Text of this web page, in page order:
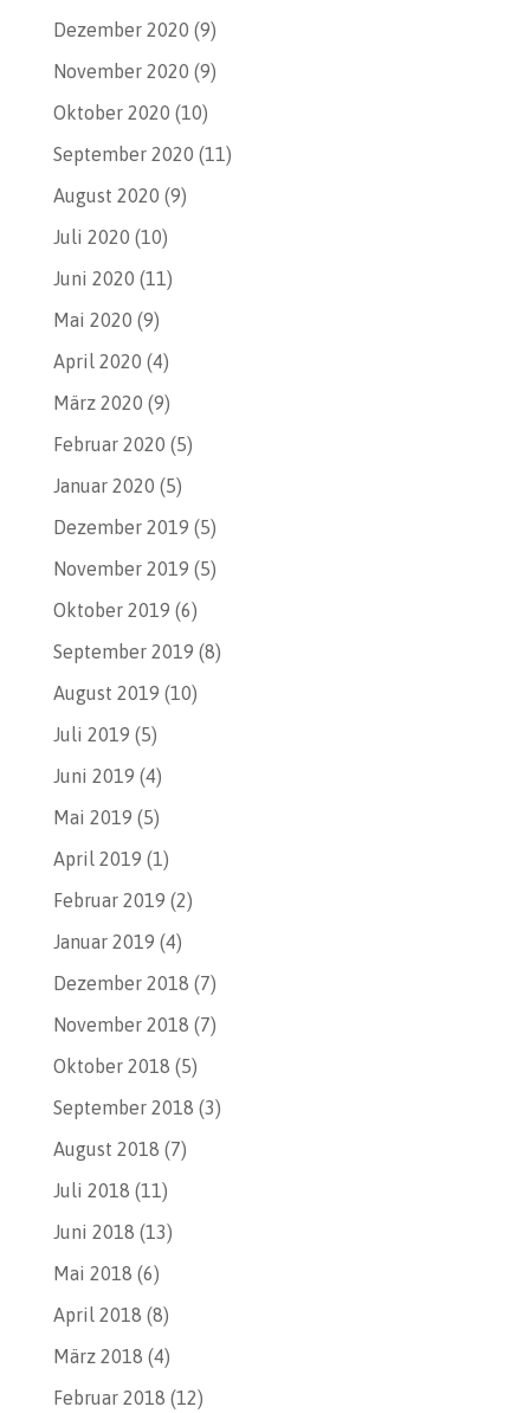
Dezember 2020 (9)
November 2020 (9)
Oktober 2020 (10)
September 2020 (11)
August 2020 (9)
Juli 2020 (10)
Juni 2020 (11)
Mai 2020 (9)
April 2020 (4)
März 2020 (9)
Februar 2020 (5)
Januar 2020 (5)
Dezember 2019 (5)
November 2019 (5)
Oktober 2019 (6)
September 2019 (8)
August 2019 (10)
Juli 2019 (5)
Juni 2019 (4)
Mai 2019 (5)
April 2019 (1)
Februar 2019 (2)
Januar 2019 (4)
Dezember 2018 (7)
November 2018 (7)
Oktober 2018 (5)
September 2018 (3)
August 2018 (7)
Juli 2018 (11)
Juni 2018 (13)
Mai 2018 (6)
April 2018 (8)
März 2018 (4)
Februar 2018 (12)